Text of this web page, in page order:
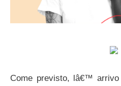
Come previsto, lâ€™